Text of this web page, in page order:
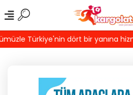
Türkiye'nin dört bir yanına